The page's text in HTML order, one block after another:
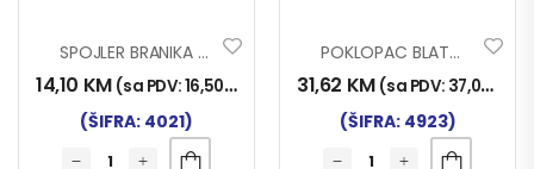
SPOJLER BRANIKA MAN TGS TKZ. GOLUB LIJ
14,10 KM (sa PDV:16,50KM
(ŠIFRA: 4021)
POKLOPAC BLATOBRANA SCANIA PLITKI 1357602
31,62 KM (sa PDV: 37,00
(ŠIFRA: 4923)